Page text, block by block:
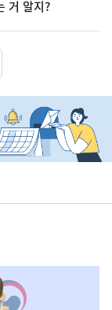
거 알지?